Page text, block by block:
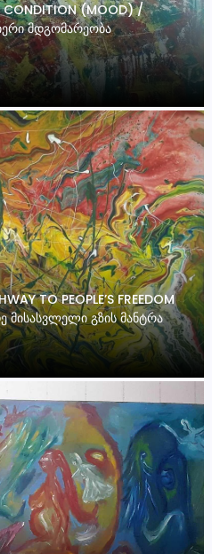
(MOOD) /
ᲛᲓᲒᲝᲛᲐᲠᲔᲝᲑᲐ
TO PEOPLE’S FREEDOM
ᲛᲘᲡᲐᲡᲕᲚᲔᲚᲘ ᲒᲖᲘᲡ ᲛᲐᲜᲢᲠᲐ